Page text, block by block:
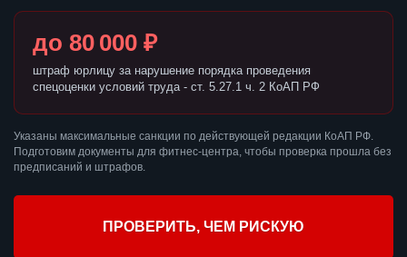
до 80 000 ₽
штраф юрлицу за нарушение порядка проведения
спецоценки условий труда - ст. 5.27.1 ч. 2 КоАП РФ
Указаны максимальные санкции по действующей редакции КоАП РФ.
Подготовим документы для фитнес-центра, чтобы проверка прошла без
предписаний и штрафов.
ПРОВЕРИТЬ, ЧЕМ РИСКУЮ